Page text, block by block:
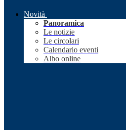
Novità
Panoramica
Le notizie
Le circolari
Calendario eventi
Albo online